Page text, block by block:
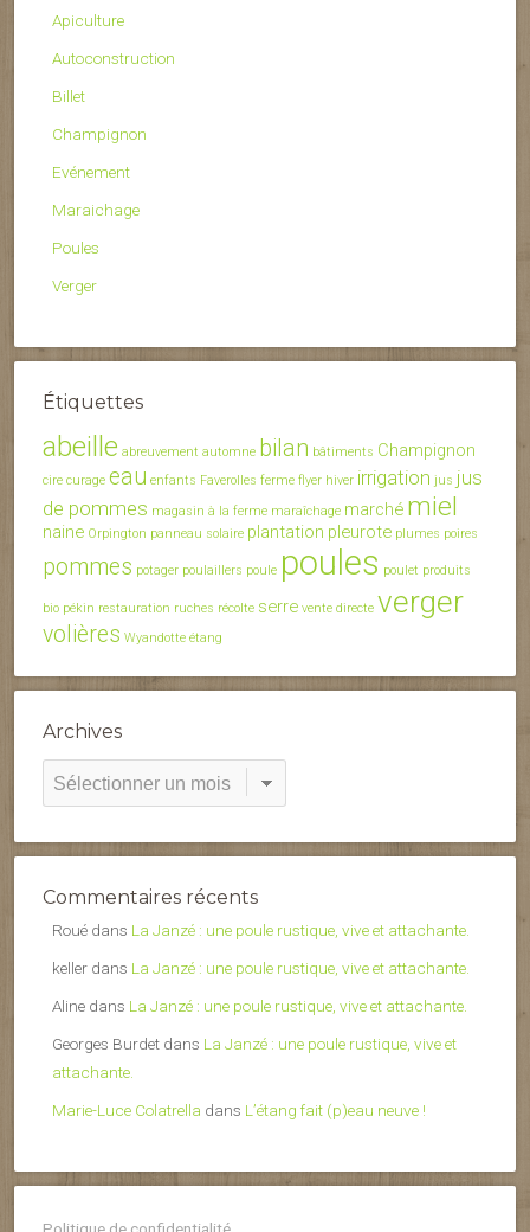
Apiculture
Autoconstruction
Billet
Champignon
Evénement
Maraichage
Poules
Verger
Étiquettes
abeille abreuvement automne bilan bâtiments Champignon
cire curage eau enfants Faverolles ferme flyer hiver irrigation jus jus
de pommes magasin à la ferme maraîchage marché miel
naine Orpington panneau solaire plantation pleurote plumes poires
pommes potager poulaillers poule poules poulet produits
bio pékin restauration ruches récolte serre vente directe verger
volières Wyandotte étang
Archives
Archives
Commentaires récents
Roué dans La Janzé : une poule rustique, vive et attachante.
keller dans La Janzé : une poule rustique, vive et attachante.
Aline dans La Janzé : une poule rustique, vive et attachante.
Georges Burdet dans La Janzé : une poule rustique, vive et
attachante.
Marie-Luce Colatrella dans L’étang fait (p)eau neuve !